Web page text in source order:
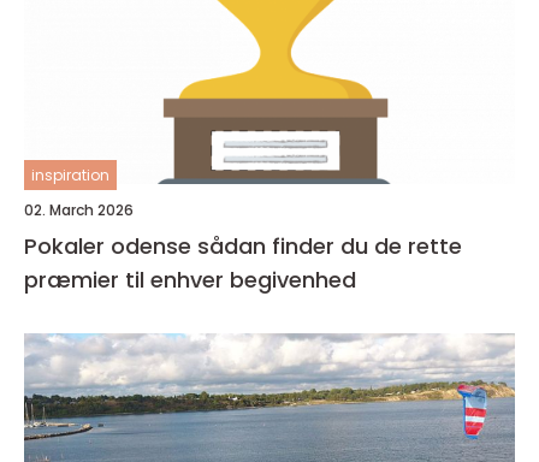
inspiration
02. March 2026
Pokaler odense sådan finder du de rette
præmier til enhver begivenhed